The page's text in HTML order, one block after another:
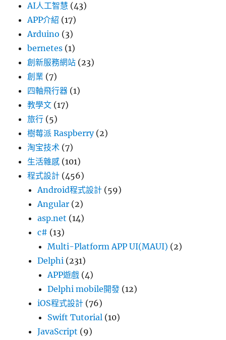
AI人工智慧 (43)
APP介紹 (17)
Arduino (3)
bernetes (1)
創新服務網站 (23)
創業 (7)
四軸飛行器 (1)
教學文 (17)
旅行 (5)
樹莓派 Raspberry(2)
淘宝技术 (7)
生活雜感 (101)
程式設計 (456)
Android程式設計 (59)
Angular (2)
asp.net (14)
c# (13)
Multi-Platform APP UI(MAUI) (2)
Delphi (231)
APP遊戲 (4)
Delphi mobile開發 (12)
iOS程式設計 (76)
Swift Tutorial (10)
JavaScript (9)